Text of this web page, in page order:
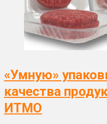
«Умную»
качества
ИТМО